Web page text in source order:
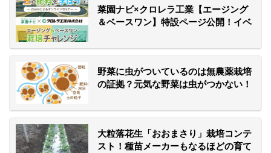
菜園ナビ×クロレラ工業【エージング
＆ベースワン】特設ページ公開！イベ
野菜に虫がついているのは無農薬栽培
の証拠？元気な野菜は虫がつかない！
大粒落花生「おおまさり」栽培コンテ
スト！種苗メーカーもなるほどの育て